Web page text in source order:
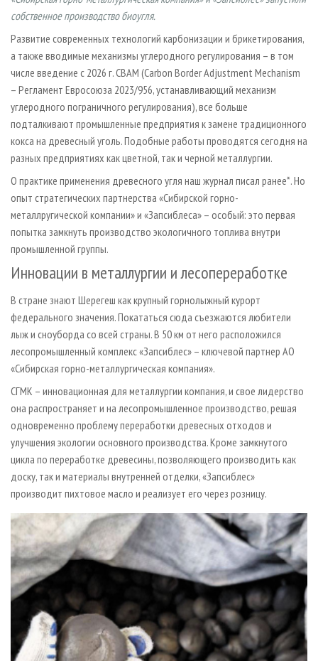
СУШКА ДРЕВЕСИНЫ
ПРОИЗВОДСТВО ДРЕВЕСНЫХ ПЛИТ
ДЕРЕВЯННОЕ ДОМОСТРОЕНИЕ
ПРОИЗВОДСТВО МЕБЕЛИ
БИОЭНЕРГЕТИКА
ЦБП
ИНСТРУМЕНТ И МАТЕРИАЛЫ
ПЕРСОНЫ
МОБИЛЬНЫЕ ВЫСТАВКИ
ОФИЦИАЛЬНЫЕ ДЕЛЕГАЦИИ
ПРИОРИТЕТНЫЕ ИНВЕСТПРОЕКТЫ
RUSSIAN FORESTRY REVIEW
ГАЗЕТА ЛЕСПРОМФОРУМ
БИБЛИОТЕКА СПЕЦИАЛИСТА
КОНТАКТЫ
РЕКЛАМА
РЕКЛАМА НА САЙТЕ
собственное производство биоугля.
Развитие современных технологий карбонизации и брикетирования,
а также вводимые механизмы углеродного регулирования – в том
числе введение с 2026 г. CBAM (Carbon Border Adjustment Mechanism
– Регламент Евросоюза 2023/956, устанавливающий механизм
углеродного пограничного регулирования), все больше
подталкивают промышленные предприятия к замене традиционного
кокса на древесный уголь. Подобные работы проводятся сегодня на
разных предприятиях как цветной, так и черной металлургии.
О практике применения древесного угля наш журнал писал ранее*. Но
опыт стратегических партнерства «Сибирской горно-
металлругической компании» и «Запсиблеса» – особый: это первая
попытка замкнуть производство экологичного топлива внутри
промышленной группы.
Инновации в металлургии и лесопереработке
В стране знают Шерегеш как крупный горнолыжный курорт
федерального значения. Покататься сюда съезжаются любители
лыж и сноуборда со всей страны. В 50 км от него расположился
лесопромышленный комплекс «Запсиблес» – ключевой партнер АО
«Сибирская горно-металлургическая компания».
СГМК – инновационная для металлургии компания, и свое лидерство
она распространяет и на лесопромышленное производство, решая
одновременно проблему переработки древесных отходов и
улучшения экологии основного производства. Кроме замкнутого
цикла по переработке древесины, позволяющего производить как
доску, так и материалы внутренней отделки, «Запсиблес»
производит пихтовое масло и реализует его через розницу.